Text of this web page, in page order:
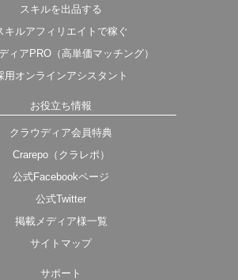
スキルを出品する
キルアフィリエイトで稼ぐ
ィアPRO（高単価マッチング）
用オンラインアシスタント
お役立ち情報
クラウディア会員特典
Crarepo（クラレポ）
公式Facebookページ
公式Twitter
掲載メディア様一覧
サイトマップ
サポート